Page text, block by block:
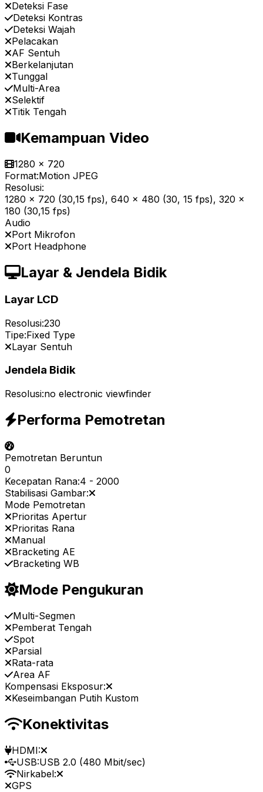
Deteksi Fase
Deteksi Kontras
Deteksi Wajah
Pelacakan
AF Sentuh
Berkelanjutan
Tunggal
Multi-Area
Selektif
Titik Tengah
Kemampuan Video
1280 x 720
Format:Motion JPEG
Resolusi:
1280 x 720 (30,15 fps), 640 x 480 (30, 15 fps), 320 x
180 (30,15 fps)
Audio
Port Mikrofon
Port Headphone
Layar & Jendela Bidik
Layar LCD
Resolusi:230
Tipe:Fixed Type
Layar Sentuh
Jendela Bidik
Resolusi:no electronic viewfinder
Performa Pemotretan
Pemotretan Beruntun
0
Kecepatan Rana:4 - 2000
Stabilisasi Gambar:
Mode Pemotretan
Prioritas Apertur
Prioritas Rana
Manual
Bracketing AE
Bracketing WB
Mode Pengukuran
Multi-Segmen
Pemberat Tengah
Spot
Parsial
Rata-rata
Area AF
Kompensasi Eksposur:
Keseimbangan Putih Kustom
Konektivitas
HDMI:
USB:USB 2.0 (480 Mbit/sec)
Nirkabel:
GPS